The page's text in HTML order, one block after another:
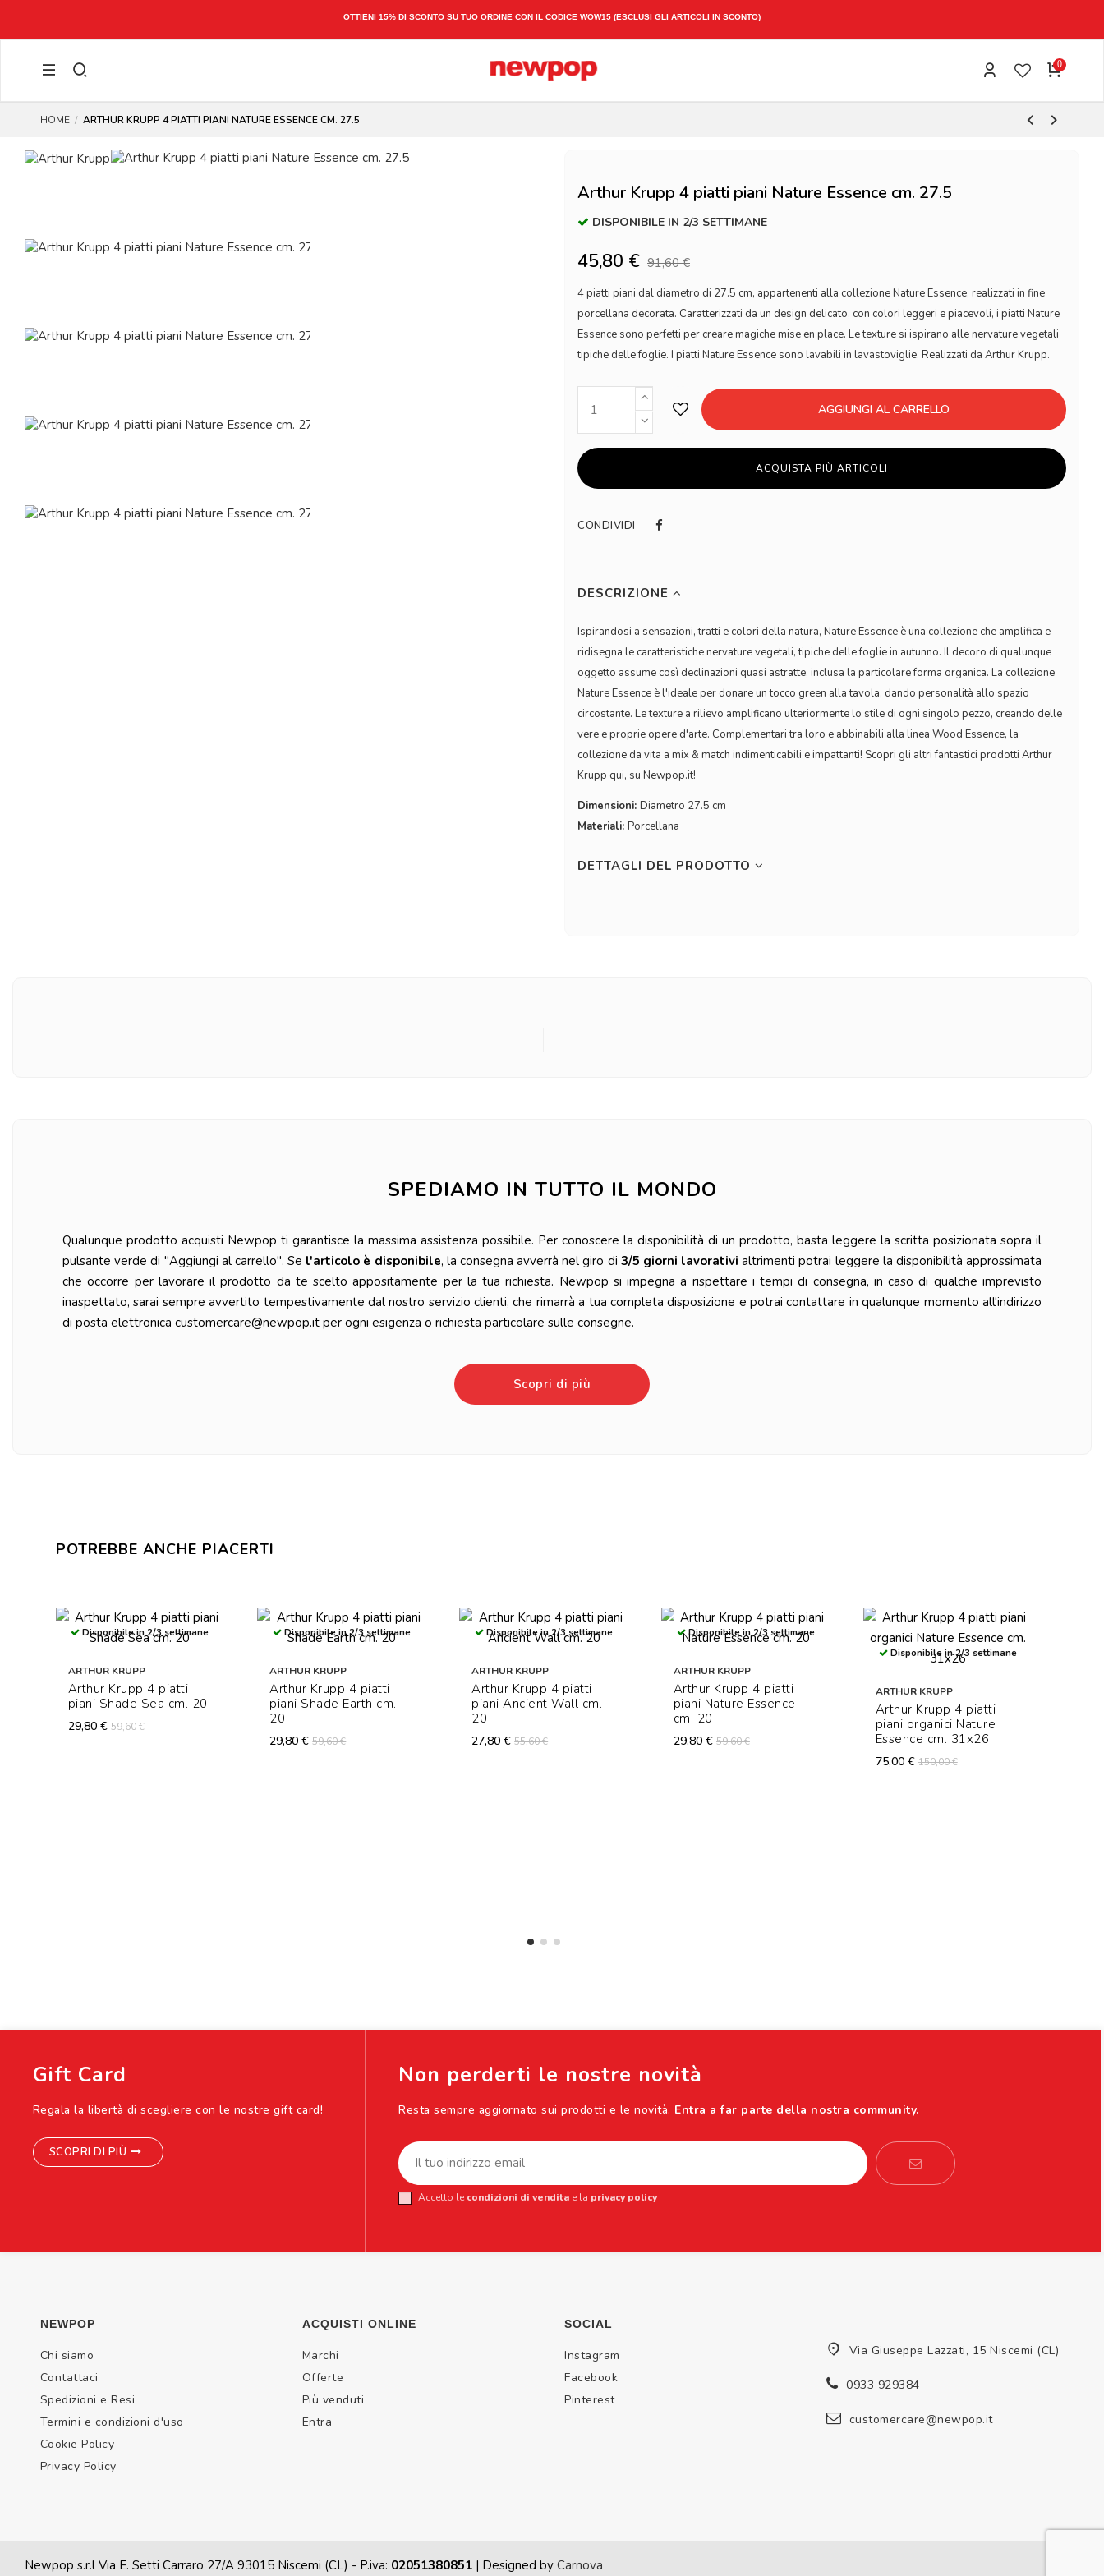
SPEDIZIONE ESPRESSA 1-3 GIORNI LAVORATIVI
0
HOME ARTHUR KRUPP 4 PIATTI PIANI NATURE ESSENCE CM. 27.5
Arthur Krupp 4 piatti piani Nature Essence cm. 27.5
DISPONIBILE IN 2/3 SETTIMANE
45,80 € 91,60 €
4 piatti piani dal diametro di 27.5 cm, appartenenti alla collezione Nature Essence, realizzati in fine
porcellana decorata. Caratterizzati da un design delicato, con colori leggeri e piacevoli, i piatti Nature
Essence sono perfetti per creare magiche mise en place. Le texture si ispirano alle nervature vegetali
tipiche delle foglie. I piatti Nature Essence sono lavabili in lavastoviglie. Realizzati da Arthur Krupp.
AGGIUNGI AL CARRELLO
ACQUISTA PIÙ ARTICOLI
CONDIVIDI
DESCRIZIONE
Ispirandosi a sensazioni, tratti e colori della natura, Nature Essence è una collezione che amplifica e
ridisegna le caratteristiche nervature vegetali, tipiche delle foglie in autunno. Il decoro di qualunque
oggetto assume così declinazioni quasi astratte, inclusa la particolare forma organica. La collezione
Nature Essence è l'ideale per donare un tocco green alla tavola, dando personalità allo spazio
circostante. Le texture a rilievo amplificano ulteriormente lo stile di ogni singolo pezzo, creando delle
vere e proprie opere d'arte. Complementari tra loro e abbinabili alla linea Wood Essence, la
collezione da vita a mix & match indimenticabili e impattanti! Scopri gli altri fantastici prodotti Arthur
Krupp qui, su Newpop.it!
Dimensioni: Diametro 27.5 cm
Materiali: Porcellana
DETTAGLI DEL PRODOTTO
SPEDIAMO IN TUTTO IL MONDO
Qualunque prodotto acquisti Newpop ti garantisce la massima assistenza possibile. Per conoscere la disponibilità di un prodotto, basta leggere la scritta posizionata sopra il
pulsante verde di "Aggiungi al carrello". Se l'articolo è disponibile, la consegna avverrà nel giro di 3/5 giorni lavorativi altrimenti potrai leggere la disponibilità approssimata
che occorre per lavorare il prodotto da te scelto appositamente per la tua richiesta. Newpop si impegna a rispettare i tempi di consegna, in caso di qualche imprevisto
inaspettato, sarai sempre avvertito tempestivamente dal nostro servizio clienti, che rimarrà a tua completa disposizione e potrai contattare in qualunque momento all'indirizzo
di posta elettronica customercare@newpop.it per ogni esigenza o richiesta particolare sulle consegne.
Scopri di più
POTREBBE ANCHE PIACERTI
Disponibile in 2/3 settimane
ARTHUR KRUPP
Arthur Krupp 4 piatti
piani Shade Sea cm. 20
29,80 € 59,60 €
Disponibile in 2/3 settimane
ARTHUR KRUPP
Arthur Krupp 4 piatti
piani Shade Earth cm.
20
29,80 €59,60 €
Disponibile in 2/3 settimane
ARTHUR KRUPP
Arthur Krupp 4 piatti
piani Ancient Wall cm.
20
27,80 €55,60 €
Disponibile in 2/3 settimane
ARTHUR KRUPP
Arthur Krupp 4 piatti
piani Nature Essence
cm. 20
29,80 € 59,60 €
Disponibile in 2/3 settimane
ARTHUR KRUPP
Arthur Krupp 4 piatti
piani organici Nature
Essence cm. 31x26
75,00 € 150,00 €
Gift Card
Regala la libertà di scegliere con le nostre gift card!
SCOPRI DI PIÙ
Non perderti le nostre novità
Resta sempre aggiornato sui prodotti e le novità. Entra a far parte della nostra community.
Accetto le condizioni di venditae la privacy policy
NEWPOP
Chi siamo
Contattaci
Spedizioni e Resi
Termini e condizioni d'uso
Cookie Policy
Privacy Policy
ACQUISTI ONLINE
Marchi
Offerte
Più venduti
Entra
SOCIAL
Instagram
Facebook
Pinterest
Via Giuseppe Lazzati, 15 Niscemi (CL)
0933 929384
customercare@newpop.it
Newpop s.r.l Via E. Setti Carraro 27/A 93015 Niscemi (CL) - P.iva: 02051380851 | Designed by Carnova